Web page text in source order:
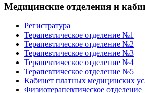
Медицинские отделения и
Регистратура
Терапевтическое отделение №1
Терапевтическое отделение №2
Терапевтическое отделение №3
Терапевтическое отделение №4
Терапевтическое отделение №5
Кабинет платных медицинских
Физиотерапевтическое отделение